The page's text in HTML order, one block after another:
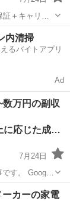
＋キャリア
内清掃
るバイトアプリ
Ad
万円の副収
Web集客によって発生した売上に応じた成果報酬
7月24日
っていただき
ーカーの家電